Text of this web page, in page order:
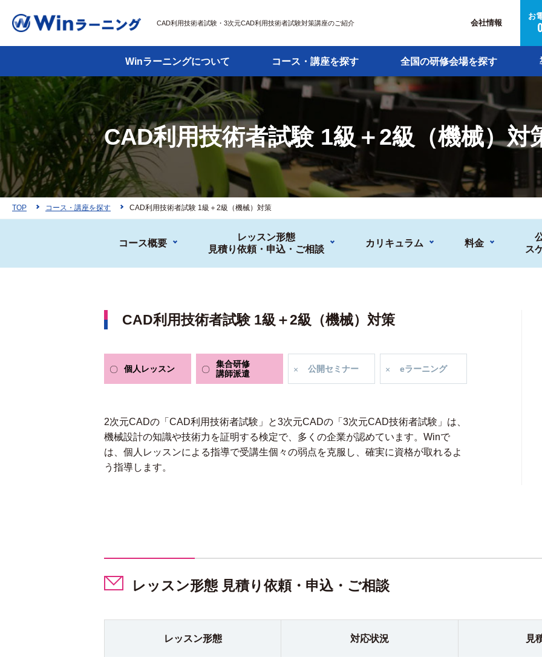
CAD利用技術者試験・3次元CAD利用技術者試験対策講座のご紹介 会社情報
お
Winラーニングについて コース・講座を探す 全国の研修会場を探す
CAD利用技術者試験 1級＋2級（機械）対
TOP コース・講座を探す CAD利用技術者試験 1級＋2級（機械）対策
コース概要
レッスン形態
見積り依頼・申込・ご相談
カリキュラム 料金
ス
CAD利用技術者試験 1級＋2級（機械）対策
個人 レッスン
集合研修
講師派遣
公開セミナー eラーニング
2次元CADの「CAD利用技術者試験」と3次元CADの「3次元CAD技術者試験」は、
機械設計の知識や技術力を証明する検定で、多くの企業が認めています。Winで
は、個人レッスンによる指導で受講生個々の弱点を克服し、確実に資格が取れるよ
う指導します。
レッスン形態 見積り依頼・申込・ご相談
レッスン形態 対応状況 見